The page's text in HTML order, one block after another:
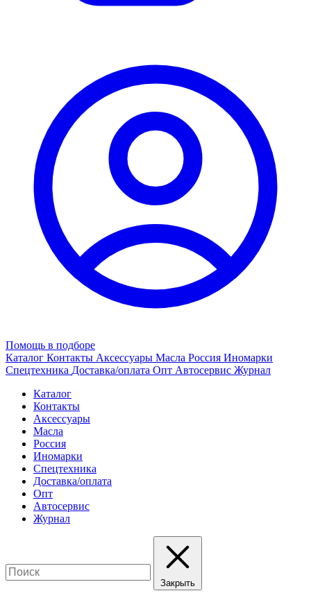
Помощь в подборе
Каталог Контакты Аксессуары Масла Россия Иномарки
Спецтехника Доставка/оплата Опт Автосервис Журнал
Каталог
Контакты
Аксессуары
Масла
Россия
Иномарки
Спецтехника
Доставка/оплата
Опт
Автосервис
Журнал
Закрыть